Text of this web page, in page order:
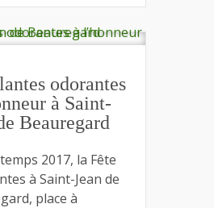
odorantes
à Saint-
Beauregard
2017, la Fête
à Saint-Jean de
place à